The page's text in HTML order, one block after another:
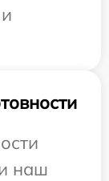
наш